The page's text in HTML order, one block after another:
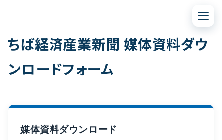
ちば経済産業新聞 媒体資料ダウ
ンロードフォーム
媒体資料ダウンロード